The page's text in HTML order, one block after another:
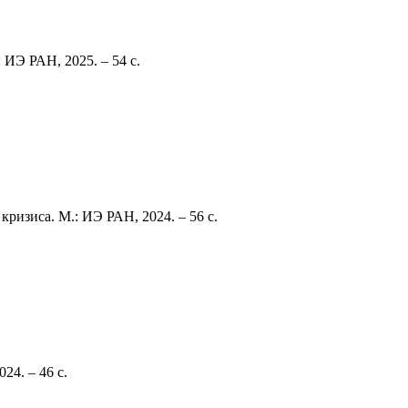
ИЭ РАН, 2025. – 54 с.
кризиса. М.: ИЭ РАН, 2024. – 56 с.
– 46 с.